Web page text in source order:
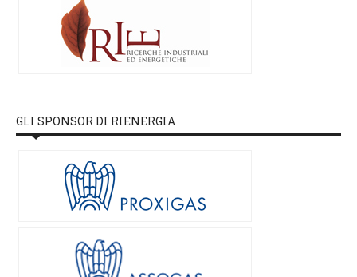
GLI SPONSOR DI RIENERGIA